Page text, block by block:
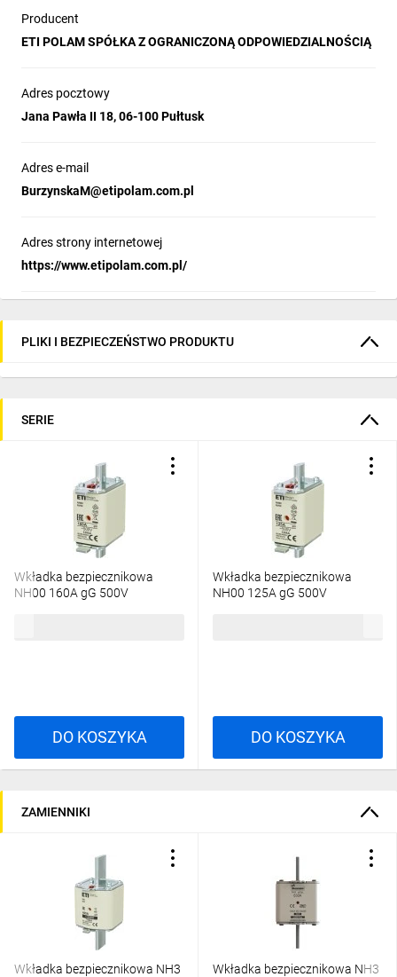
Producent
ETI POLAM SPÓŁKA Z OGRANICZONĄ ODPOWIEDZIALNOŚCIĄ
Adres pocztowy
Jana Pawła II 18, 06-100 Pułtusk
Adres e-mail
BurzynskaM@etipolam.com.pl
Adres strony internetowej
https://www.etipolam.com.pl/
PLIKI I BEZPIECZEŃSTWO PRODUKTU
SERIE
Wkładka bezpiecznikowa
NH00 160A gG 500V
DO KOSZYKA
Wkładka bezpiecznikowa
NH00 125A gG 500V
DO KOSZYKA
ZAMIENNIKI
Wkładka bezpiecznikowa NH3
Wkładka bezpiecznikowa NH3